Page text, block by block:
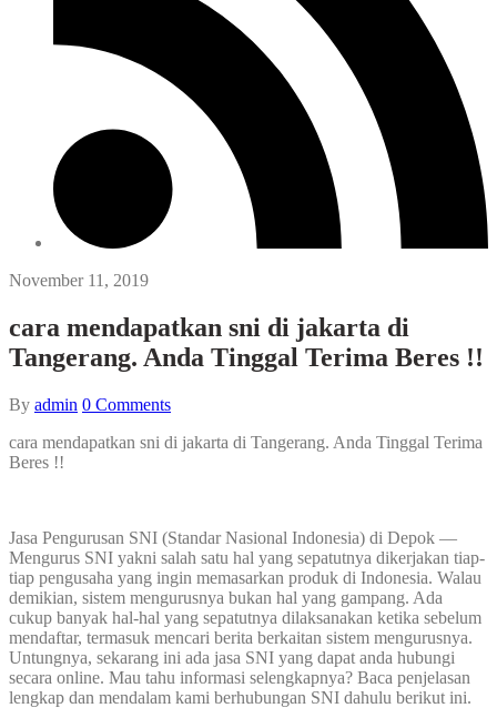
November 11, 2019
cara mendapatkan sni di jakarta di
Tangerang. Anda Tinggal Terima Beres !!
By admin 0 Comments
cara mendapatkan sni di jakarta di Tangerang. Anda Tinggal Terima
Beres !!
Jasa Pengurusan SNI (Standar Nasional Indonesia) di Depok —
Mengurus SNI yakni salah satu hal yang sepatutnya dikerjakan tiap-
tiap pengusaha yang ingin memasarkan produk di Indonesia. Walau
demikian, sistem mengurusnya bukan hal yang gampang. Ada
cukup banyak hal-hal yang sepatutnya dilaksanakan ketika sebelum
mendaftar, termasuk mencari berita berkaitan sistem mengurusnya.
Untungnya, sekarang ini ada jasa SNI yang dapat anda hubungi
secara online. Mau tahu informasi selengkapnya? Baca penjelasan
lengkap dan mendalam kami berhubungan SNI dahulu berikut ini.